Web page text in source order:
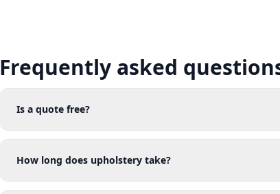
Frequently asked
Is a quote free?
How long does upholstery take?